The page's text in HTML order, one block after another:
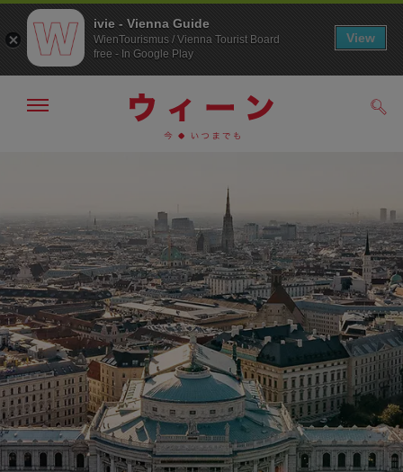
へ
ジ
の
ト
ッ
プ
へ
メ
非
表
示
ivie - Vienna Guide
WienTourismus / Vienna Tourist Board
free - In Google Play
View